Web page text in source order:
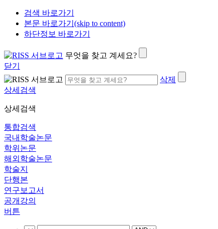
검색 바로가기
본문 바로가기(skip to content)
하단정보 바로가기
무엇을 찾고 계세요?
닫기
삭제
상세검색
상세검색
통합검색
국내학술논문
학위논문
해외학술논문
학술지
단행본
연구보고서
공개강의
버튼